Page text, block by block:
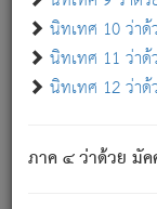
นิทเทศ 10 ว่า
นิทเทศ 11 ว่า
นิทเทศ 12 ว่า
ภาค ๔ ว่าด้วย มัค
(ข้อความนี้ เป็
เป็นที่ตรัสรู้ เมื่อต